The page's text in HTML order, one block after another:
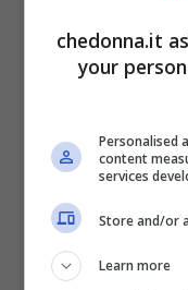
quotidiane, i
qualcosa di
possono
ami ancora.
6) Lo pensi
insieme, ti
chedonna.it
your
Personalised
content
services
Store and/or
Learn more